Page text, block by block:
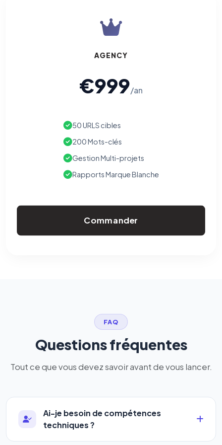
AGENCY
€999/an
50 URLS cibles
200 Mots-clés
Gestion Multi-projets
Rapports Marque Blanche
Commander
FAQ
Questions fréquentes
Tout ce que vous devez savoir avant de vous lancer.
Ai-je besoin de compétences
techniques ?